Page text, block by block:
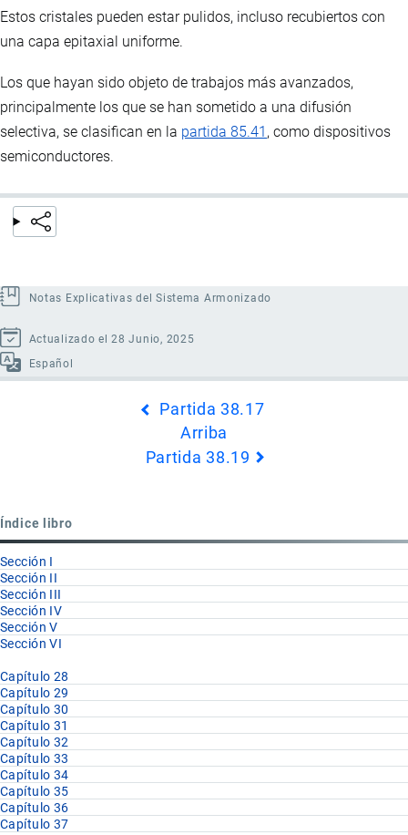
Estos cristales pueden estar pulidos, incluso recubiertos con
una capa epitaxial uniforme.
Los que hayan sido objeto de trabajos más avanzados,
principalmente los que se han sometido a una difusión
selectiva, se clasifican en la partida 85.41 , como dispositivos
semiconductores.
Notas Explicativas del Sistema Armonizado
Actualizado el 28 Junio, 2025
Español
Partida 38.17
Arriba
Partida 38.19
Índice libro
Sección I
Sección II
Sección III
Sección IV
Sección V
Sección VI
Capítulo 28
Capítulo 29
Capítulo 30
Capítulo 31
Capítulo 32
Capítulo 33
Capítulo 34
Capítulo 35
Capítulo 36
Capítulo 37